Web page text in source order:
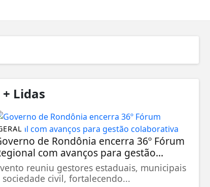
+ Lidas
de Rondônia encerra 36º Fórum
com avanços para gestão...
reuniu gestores estaduais, municipais
sociedade civil, fortalecendo...